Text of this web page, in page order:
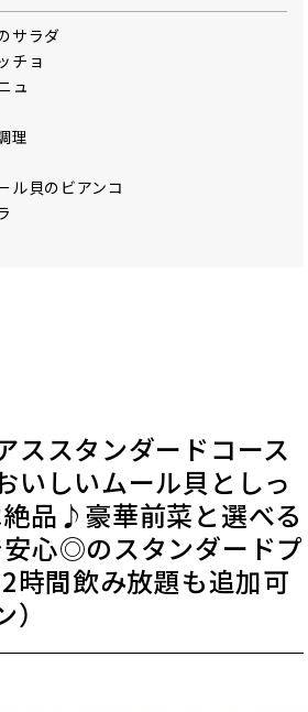
サラダ
チョ
ュ
理
ル貝のビアンコ
ススタンダードコース
いしいムール貝としっ
品♪豪華前菜と選べる
心◎のスタンダードプ
時間飲み放題も追加可